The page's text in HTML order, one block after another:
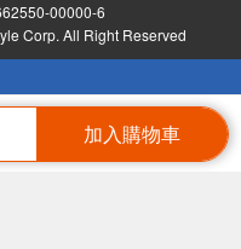
加入購物車
00000-6
Corp. All Right Reserved